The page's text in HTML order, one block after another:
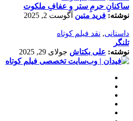
ساکنانِ حرمِ ستر و عفافِ ملکوت
نوشته: فرید متین آگوست 2, 2025
داستانی, نقد فیلم کوتاه
تلنگر
نوشته: علی بکتاش جولای 29, 2025